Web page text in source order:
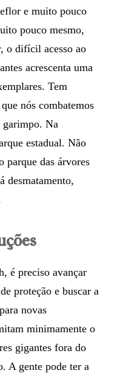
e muito pouco
pouco mesmo,
o difícil acesso ao
acrescenta uma
Tem
nós combatemos
garimpo. Na
estadual. Não
parque das árvores
desmatamento,
é preciso avançar
proteção e buscar a
novas
minimamente o
gigantes fora do
A gente pode ter a